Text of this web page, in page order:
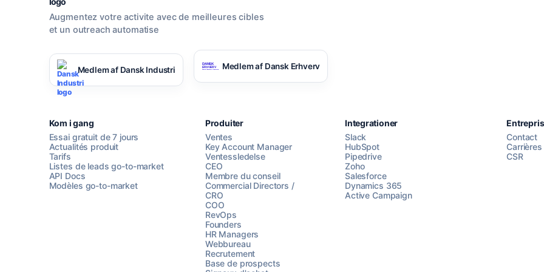
Augmentez votre activite avec de meilleures cibles
et un outreach automatise
Medlem af Dansk Industri Medlem af Dansk Erhverv
Kom i gang
Essai gratuit de 7 jours
Actualités produit
Tarifs
Listes de leads go-to-market
API Docs
Modèles go-to-market
Produiter
Ventes
Key Account Manager
Ventessledelse
CEO
Membre du conseil
Commercial Directors /
CRO
COO
RevOps
Founders
HR Managers
Webbureau
Recrutement
Base de prospects
Integrationer
Slack
HubSpot
Pipedrive
Zoho
Salesforce
Dynamics 365
Active Campaign
Contact
Carrières
CSR